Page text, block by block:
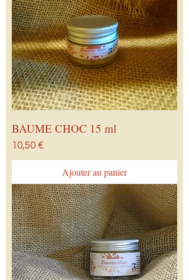
BAUME CHOC 15 ml
Prix
10,50 €
Ajouter au panier